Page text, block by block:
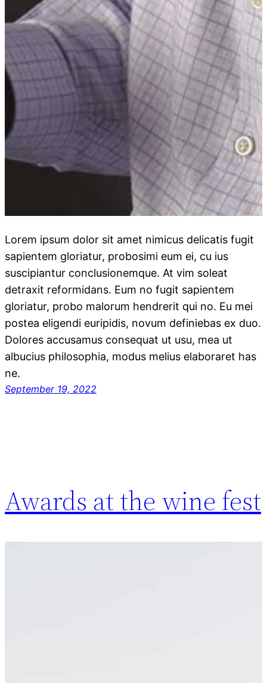
Lorem ipsum dolor sit amet nimicus delicatis fugit
sapientem gloriatur, probosimi eum ei, cu ius
suscipiantur conclusionemque. At vim soleat
detraxit reformidans. Eum no fugit sapientem
gloriatur, probo malorum hendrerit qui no. Eu mei
postea eligendi euripidis, novum definiebas ex duo.
Dolores accusamus consequat ut usu, mea ut
albucius philosophia, modus melius elaboraret has
ne.
September 19, 2022
Awards at the wine fest